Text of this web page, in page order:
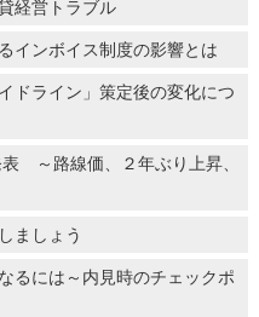
経営トラブル
インボイス制度の影響とは
ドライン」策定後の変化につ
～路線価、２年ぶり上昇、
ましょう
るには～内見時のチェックポ